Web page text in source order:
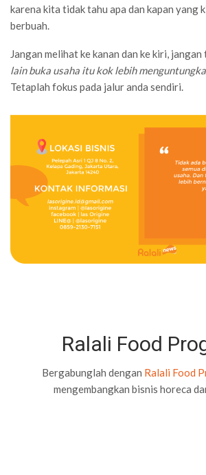
karena kita tidak tahu apa dan kapan yang
berbuah.
Jangan melihat ke kanan dan ke kiri, jangan
lain buka usaha itu kok lebih
Tetaplah fokus pada jalur anda sendiri.
Ralali Food
Bergabunglah dengan Ralali Food
mengembangkan bisnis horeca